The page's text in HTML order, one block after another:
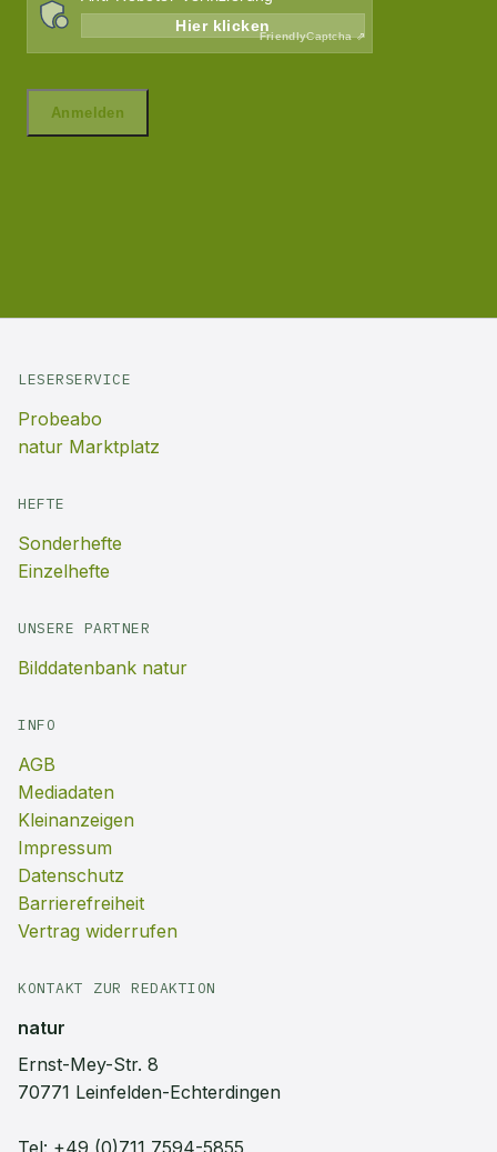
LESERSERVICE
Probeabo
natur Marktplatz
HEFTE
Sonderhefte
Einzelhefte
UNSERE PARTNER
Bilddatenbank natur
INFO
AGB
Mediadaten
Kleinanzeigen
Impressum
Datenschutz
Barrierefreiheit
Vertrag widerrufen
KONTAKT ZUR REDAKTION
natur
Ernst-Mey-Str. 8
70771 Leinfelden-Echterdingen
Tel: +49 (0)711 7594-5855